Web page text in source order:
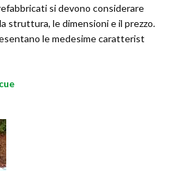
si devono considerare
struttura, le dimensioni e il prezzo.
le medesime caratterist